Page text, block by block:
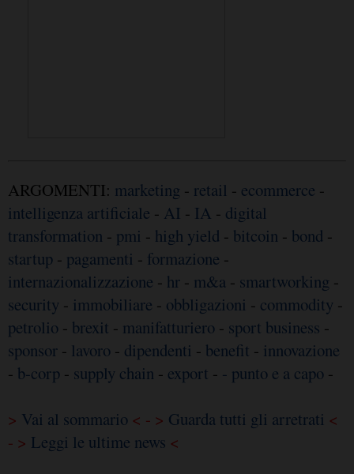
ARGOMENTI: marketing - retail - ecommerce -
intelligenza artificiale - AI - IA - digital
transformation - pmi - high yield - bitcoin - bond -
startup - pagamenti - formazione -
internazionalizzazione - hr - m&a - smartworking -
security - immobiliare - obbligazioni - commodity -
petrolio - brexit - manifatturiero - sport business -
sponsor - lavoro - dipendenti - benefit - innovazione
- b-corp - supply chain - export - - punto e a capo -
> Vai al sommario < - > Guarda tutti gli arretrati <
- > Leggi le ultime news <